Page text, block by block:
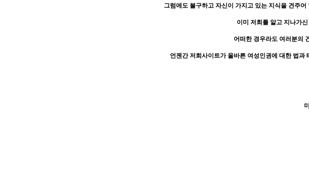
그럼에도 불구하고 자신이 가지고 있는 지식을 견주
이미 저희를 알고 지나가
어떠한 경우라도 여러분의
언젠간 저희사이트가 올바른 여성인권에 대한 법